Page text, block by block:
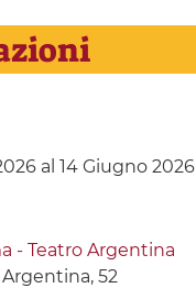
al 14 Giugno 2026
- Teatro Argentina
52